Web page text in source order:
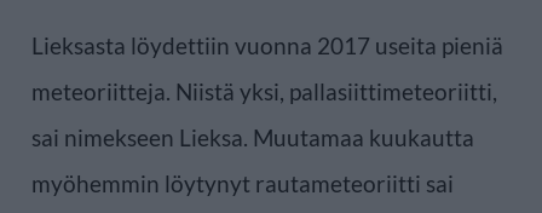
Lieksasta löydettiin vuonna 2017 useita pieniä
meteoriitteja. Niistä yksi, pallasiittimeteoriitti,
sai nimekseen Lieksa. Muutamaa kuukautta
myöhemmin löytynyt rautameteoriitti sai